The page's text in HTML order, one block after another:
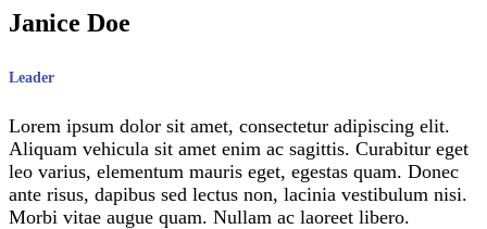
Janice Doe
Leader
Lorem ipsum dolor sit amet, consectetur adipiscing elit.
Aliquam vehicula sit amet enim ac sagittis. Curabitur eget
leo varius, elementum mauris eget, egestas quam. Donec
ante risus, dapibus sed lectus non, lacinia vestibulum nisi.
Morbi vitae augue quam. Nullam ac laoreet libero.